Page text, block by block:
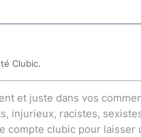
Clubic.